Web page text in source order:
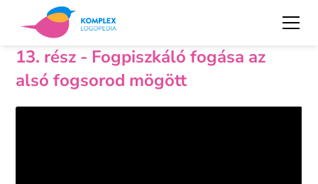
13. rész - Fogpiszkáló fogása az
alsó fogsorod mögött